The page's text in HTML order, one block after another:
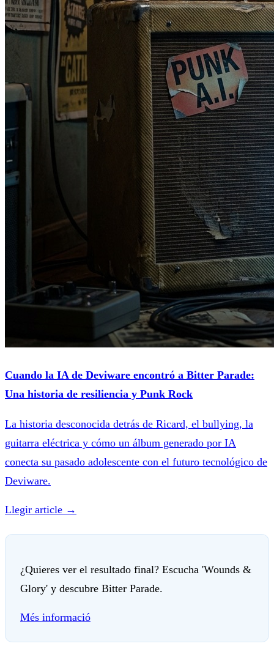
Cuando la IA de Deviware encontró a Bitter Parade:
Una historia de resiliencia y Punk Rock
La historia desconocida detrás de Ricard, el bullying, la
guitarra eléctrica y cómo un álbum generado por IA
conecta su pasado adolescente con el futuro tecnológico de
Deviware.
Llegir article →
¿Quieres ver el resultado final? Escucha 'Wounds &
Glory' y descubre Bitter Parade.
Més informació